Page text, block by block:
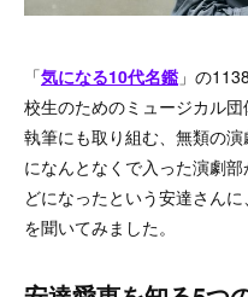
「気になる10代名鑑 」の
校生のためのミュージカル
執筆にも取り組む、無類の
になんとなくで入った演劇
どになったという安達さん
を聞いてみました。